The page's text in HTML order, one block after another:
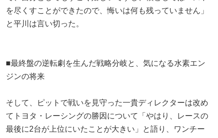
を尽くすことができたので、悔いは何も残っていません」
と平川は言い切った。
■最終盤の逆転劇を生んだ戦略分岐と、気になる水素エン
ジンの将来
そして、ピットで戦いを見守った一貴ディレクターは改め
てトヨタ・レーシングの勝因について「やはり、レースの
最後に2台が上位にいたことが大きい」と語り、ワンチー